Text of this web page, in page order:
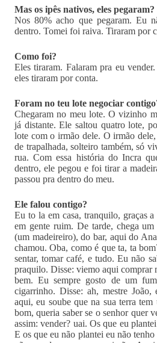
Mas os ipês nativos, eles pegaram?
Nos 80% acho que pegaram. Eu
dentro. Tomei foi raiva. Tiraram por
Como foi?
Eles tiraram. Falaram pra eu
eles tiraram por conta.
Foram no teu lote negociar
Chegaram no meu lote. O vizinho
já distante. Ele saltou quatro lote,
lote com o irmão dele. O irmão
de trapalhada, solteiro também, só
rua. Com essa história do Incra
dentro, ele pegou e foi tirar a
passou pra dentro do meu.
Ele falou contigo?
Eu to la em casa, tranquilo, graças a
em gente ruim. De tarde, chega um
(um madeireiro), do bar, aqui do
chamou. Oba, como é que ta, ta
sentar, tomar café, e tudo. Eu não
praquilo. Disse: viemo aqui comprar
bem. Eu sempre gosto de um
cigarrinho. Disse: ah, mestre João,
aqui, eu soube que na sua terra tem
bom, queria saber se o senhor quer
assim: vender? uai. Os que eu
E os que eu não plantei eu não